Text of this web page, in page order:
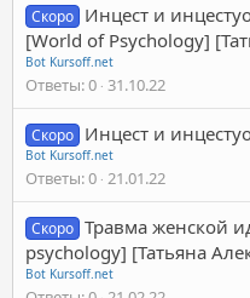
Скоро Инцест и
[World of Psychology]
Bot Kursoff.net
Ответы 0 31.10.22
Скоро Инцест и
Bot Kursoff.net
Ответы 0 21.01.22
Скоро Травма женской
psychology] [Татьяна
Bot Kursoff.net